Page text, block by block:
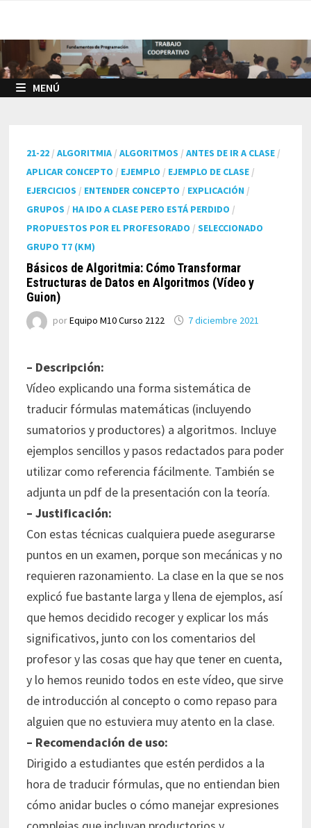
contenido
MENÚ
21-22 /ALGORITMIA /ALGORITMOS /ANTES DE IR A CLASE /
APLICAR CONCEPTO / EJEMPLO / EJEMPLO DE CLASE /
EJERCICIOS / ENTENDER CONCEPTO / EXPLICACIÓN /
GRUPOS / HA IDO A CLASE PERO ESTÁ PERDIDO /
PROPUESTOS POR EL PROFESORADO /SELECCIONADO
GRUPO T7 (KM)
Básicos de Algoritmia: Cómo Transformar
Estructuras de Datos en Algoritmos (Vídeo y
Guion)
porEquipo M10 Curso 2122 7 diciembre 2021
– Descripción:
Vídeo explicando una forma sistemática de
traducir fórmulas matemáticas (incluyendo
sumatorios y productores) a algoritmos. Incluye
ejemplos sencillos y pasos redactados para poder
utilizar como referencia fácilmente. También se
adjunta un pdf de la presentación con la teoría.
– Justificación:
Con estas técnicas cualquiera puede asegurarse
puntos en un examen, porque son mecánicas y no
requieren razonamiento. La clase en la que se nos
explicó fue bastante larga y llena de ejemplos, así
que hemos decidido recoger y explicar los más
significativos, junto con los comentarios del
profesor y las cosas que hay que tener en cuenta,
y lo hemos reunido todos en este vídeo, que sirve
de introducción al concepto o como repaso para
alguien que no estuviera muy atento en la clase.
– Recomendación de uso:
Dirigido a estudiantes que estén perdidos a la
hora de traducir fórmulas, que no entiendan bien
cómo anidar bucles o cómo manejar expresiones